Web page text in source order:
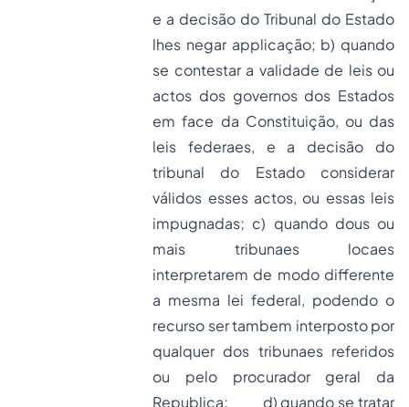
e a decisão do Tribunal do Estado
lhes negar applicação; b) quando
se contestar a validade de leis ou
actos dos governos dos Estados
em face da Constituição, ou das
leis federaes, e a decisão do
tribunal do Estado considerar
válidos esses actos, ou essas leis
impugnadas; c) quando dous ou
mais tribunaes locaes
interpretarem de modo differente
a mesma lei federal, podendo o
recurso ser tambem interposto por
qualquer dos tribunaes referidos
ou pelo procurador geral da
Republica; d) quando se tratar